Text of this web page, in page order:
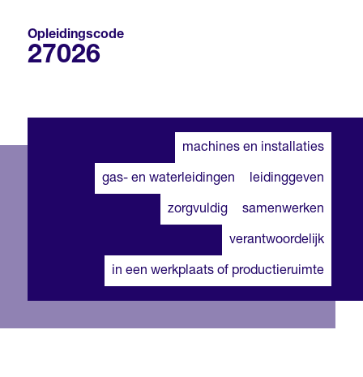
Opleidingscode
27026
machines en installaties
gas- en waterleidingen leidinggeven
zorgvuldig samenwerken
verantwoordelijk
in een werkplaats of productieruimte